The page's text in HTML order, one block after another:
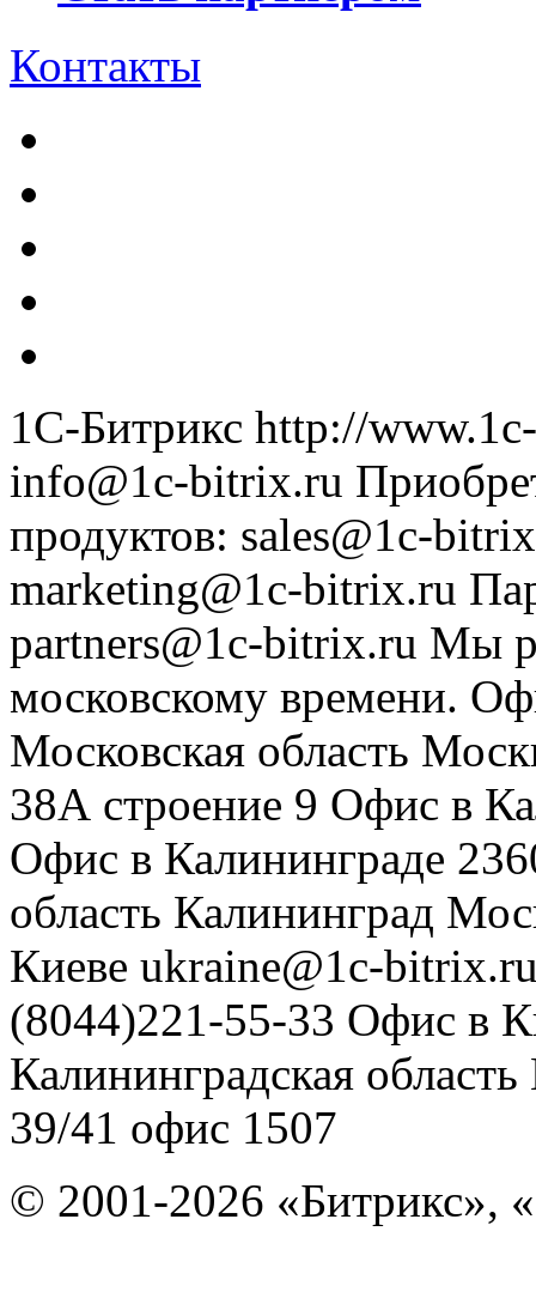
Контакты
1С-Битрикс http://
info@1c-bitrix.ru
продуктов: sales@1c-
marketing@1c-bitrix.ru
partners@1c-bitrix.ru Мы
московскому времени.
Московская область
38А строение 9 Офис в
Офис в Калининграде
область Калининград
Киеве ukraine@1c-
(8044)221-55-33 Офис в
Калининградская область
39/41 офис 1507
© 2001-2026 «Битрикс»,